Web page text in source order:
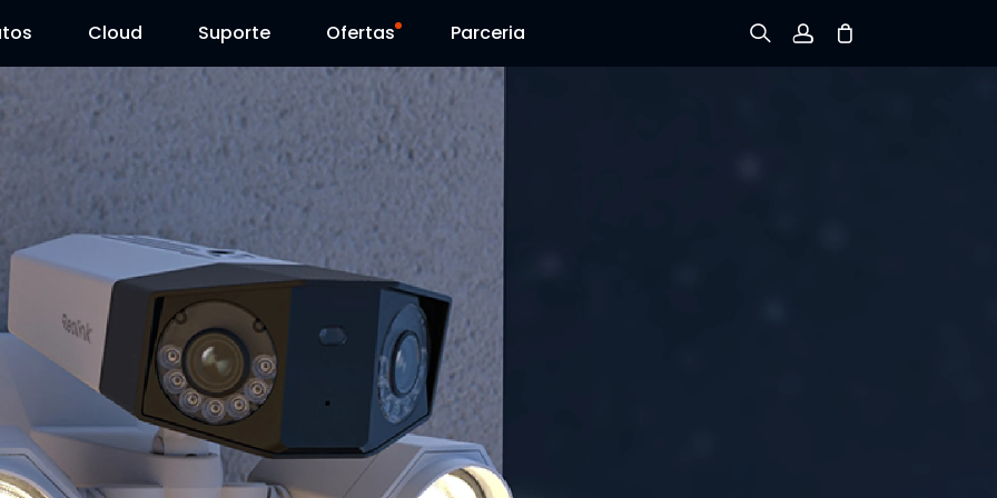
Cloud Suporte
Centro de Suporte
Centro de Download
Blog
Contacte-nos
Ofertas
Venda Flash
Reolink Day
Parceria